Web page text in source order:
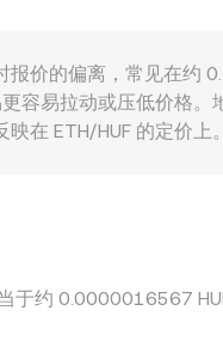
报价的偏离，常见在约
容易拉动或压低价格。
在 ETH/HUF 的定价上
于约 0.0000016567